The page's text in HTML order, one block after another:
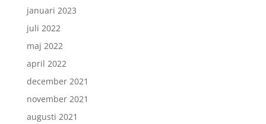
januari 2023
juli 2022
maj 2022
april 2022
december 2021
november 2021
augusti 2021